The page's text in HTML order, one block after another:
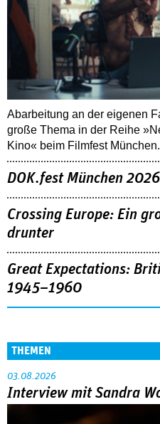
Abarbeitung an der eigenen
große Thema in der Reihe
Kino« beim Filmfest München.
DOK.fest München 2026
Crossing Europe: Ein
drunter
Great Expectations:
1945–1960
THEMEN
03.08.2026
Interview mit Sandra